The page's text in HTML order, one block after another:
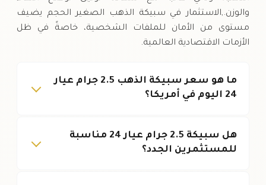
والوزن.,الاستثمار في سبيكة الذهب الصغير الحجم يضيف
مستوى من الأمان للملفات الشخصية، خاصةً في ظل
الأزمات الاقتصادية العالمية.
ما هو سعر سبيكة الذهب 2.5 جرام عيار
24 اليوم في أمريكا؟
هل سبيكة 2.5 جرام عيار 24 مناسبة
للمستثمرين الجدد؟